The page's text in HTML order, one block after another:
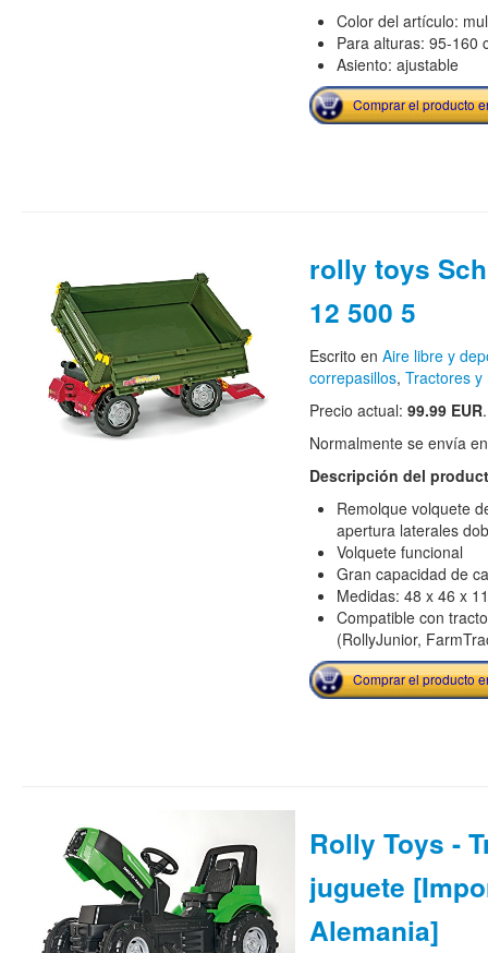
Color del artículo:
Para alturas: 95-160
Asiento: ajustable
Comprar el producto
rolly toys
12 500 5
Escrito en Aire libre y
correpasillos, Tractores
Precio actual: 99.99 EUR.
Normalmente se envía
Descripción del
Remolque volquete
apertura laterales
Volquete funcional
Gran capacidad de
Medidas: 48 x 46 x
Compatible con
(RollyJunior,
Comprar el producto
Rolly Toys -
juguete
Alemania]